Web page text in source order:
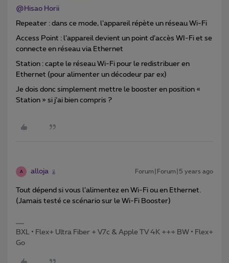
@Hisao Horii
Repeater : dans ce mode, l’appareil répète un réseau Wi-Fi
Access Point : l’appareil devient un point d’accès WI-Fi et se
connecte en réseau via Ethernet
Station : capte le réseau Wi-Fi pour le redistribuer en
Ethernet (pour alimenter un décodeur par ex)
Je dois donc simplement mettre le booster en position «
Station » si j’ai bien compris ?
A alloja Forum|Forum|5 years ago
Tout dépend si vous l’alimentez en Wi-Fi ou en Ethernet.
(Jamais testé ce scénario sur le Wi-Fi Booster)
BXL • Flex+ Ultra Fiber + V7c & Apple TV 4K +++ BW • Flex+
Go